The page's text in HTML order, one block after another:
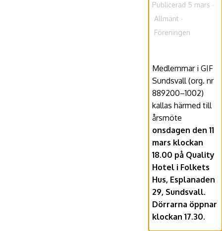
Publicerad 5 mars
Allmänt
Föreningen
Medlemmar i GIF
Sundsvall (org. nr
889200–1002)
kallas härmed till
årsmöte
onsdagen den 11
mars klockan
18.00 på Quality
Hotel i Folkets
Hus, Esplanaden
29, Sundsvall.
Dörrarna öppnar
klockan 17.30.